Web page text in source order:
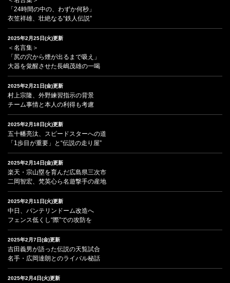
「24時間の中の、わずか何秒」
衣笠祥雄、壮絶なる“鉄人伝説”
2025年2月25日(火)更新
＜名言集＞
「尻の穴から煙が出るまで吸え」
大器を覚醒させた長嶋茂雄の一喝
2025年2月21日(金)更新
村上宗隆、外野練習指示の背景
チーム事情と本人の利得も考慮
2025年2月18日(火)更新
五十幡亮汰、スピードスターへの道
「1歩目が重要」と“伝説の走り屋”
2025年2月14日(金)更新
楽天・宗山塁を育んだ広島県三次市
二岡智宏、梵英心ら名遊撃手の産地
2025年2月11日(火)更新
中日、バンテリンドーム改造へ
フェンス低くし“際”での攻防を
2025年2月7日(金)更新
吉田義男が語った伝説の天覧試合
名手・広岡達朗とのライバル秘話
2025年2月4日(火)更新